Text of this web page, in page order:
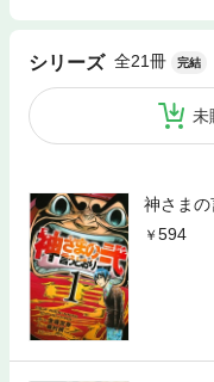
シリーズ 全21冊 完結
未
神さまの
594